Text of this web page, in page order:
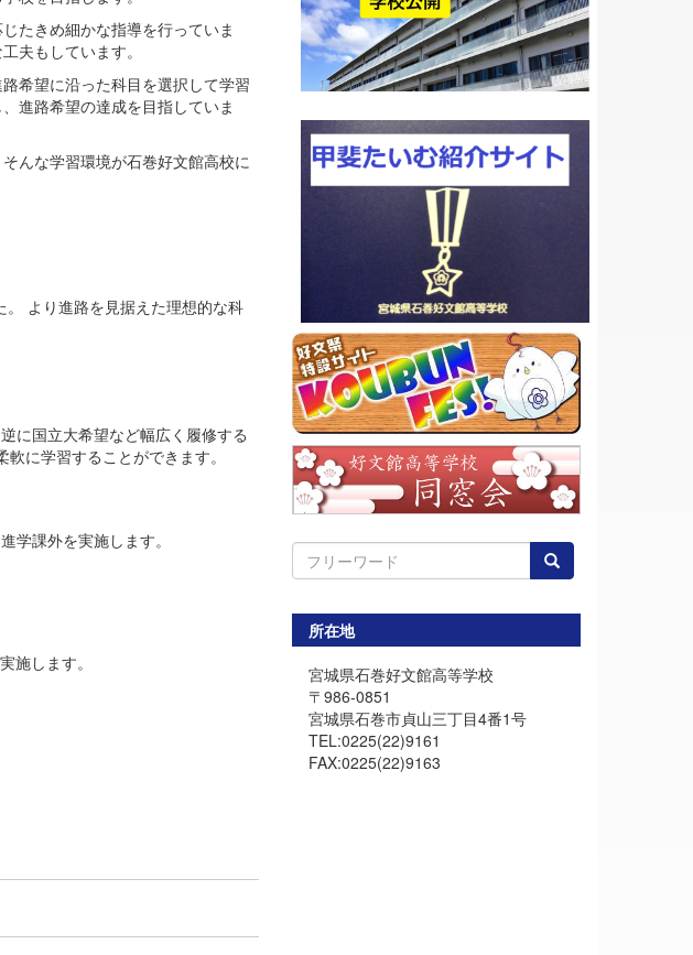
たきめ細かな指導を行っていま
夫もしています。
希望に沿った科目を選択して学習
進路希望の達成を目指していま
んな学習環境が石巻好文館高校に
より進路を見据えた理想的な科
に国立大希望など幅広く履修する
に学習することができます。
学課外を実施します。
施します。
所在地
宮城県石巻好文館高等学校
〒986-0851
宮城県石巻市貞山三丁目4番1号
TEL:0225(22)9161
FAX:0225(22)9163